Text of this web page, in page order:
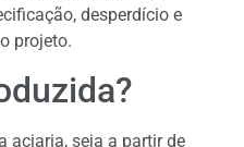
desperdício e
projeto.
aciaria, seja a partir de